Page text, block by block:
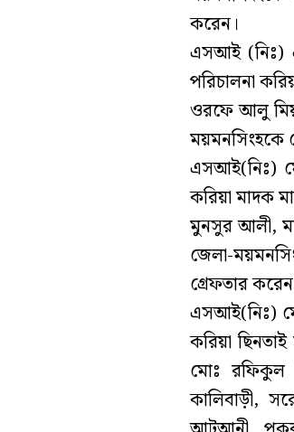
করেন।
এসআই (নিঃ)
পরিচালনা
ওরফে আলু
ময়মনসিংহকে
এসআই(নিঃ)
করিয়া মাদক
মুনসুর আলী,
জেলা-
গ্রেফতার
এসআই(নিঃ)
করিয়া
মোঃ রফিকুল
কালিবাড়ী,